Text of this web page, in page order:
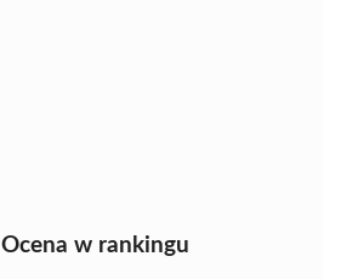
Ocena w rankingu